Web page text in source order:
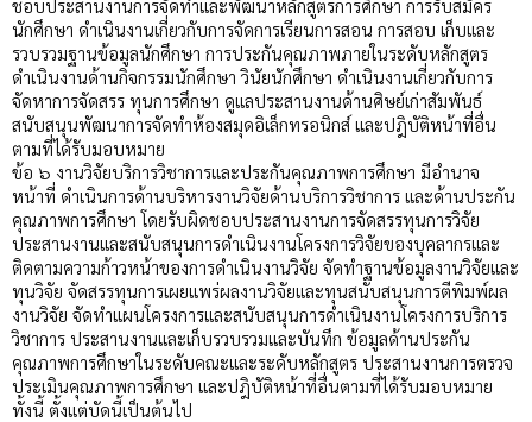
ชอบประสานงานการจัดทำและพัฒนาหลักสูตรการศึกษา การรับสมัคร
นักศึกษา ดำเนินงานเกี่ยวกับการจัดการเรียนการสอน การสอบ เก็บและ
รวบรวมฐานข้อมูลนักศึกษา การประกันคุณภาพภายในระดับหลักสูตร
ดำเนินงานด้านกิจกรรมนักศึกษา วินัยนักศึกษา ดำเนินงานเกี่ยวกับการ
จัดหาการจัดสรร ทุนการศึกษา ดูแลประสานงานด้านศิษย์เก่าสัมพันธ์
สนับสนุนพัฒนาการจัดทำห้องสมุดอิเล็กทรอนิกส์ และปฎิบัติหน้าที่อื่น
ตามที่ได้รับมอบหมาย
ข้อ ๖ งานวิจัยบริการวิชาการและประกันคุณภาพการศึกษา มีอำนาจ
หน้าที่ ดำเนินการด้านบริหารงานวิจัยด้านบริการวิชาการ และด้านประกัน
คุณภาพการศึกษา โดยรับผิดชอบประสานงานการจัดสรรทุนการวิจัย
ประสานงานและสนับสนุนการดำเนินงานโครงการวิจัยของบุคลากรและ
ติดตามความก้าวหน้าของการดำเนินงานวิจัย จัดทำฐานข้อมูลงานวิจัยและ
ทุนวิจัย จัดสรรทุนการเผยแพร่ผลงานวิจัยและทุนสนับสนุนการตีพิมพ์ผล
งานวิจัย จัดทำแผนโครงการและสนับสนุนการดำเนินงานโครงการบริการ
วิชาการ ประสานงานและเก็บรวบรวมและบันทึก ข้อมูลด้านประกัน
คุณภาพการศึกษาในระดับคณะและระดับหลักสูตร ประสานงานการตรวจ
ประเมินคุณภาพการศึกษา และปฎิบัติหน้าที่อื่นตามที่ได้รับมอบหมาย
ทั้งนี้ ตั้งแต่บัดนี้เป็นต้นไป